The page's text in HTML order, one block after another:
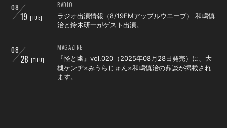
会員登録 ログイン
08
19 [TUE]
RADIO
ラジオ出演情報（8/19FMアップルウエーブ） 和嶋慎
治と鈴木研一がゲスト出演。
08
28 [THU]
MAGAZINE
『怪と幽』vol.020（2025年08月28日発売）に、大
槻ケンヂ×みうらじゅん×和嶋慎治の鼎談が掲載され
ます。